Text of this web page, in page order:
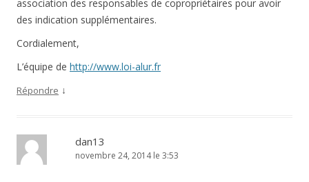
association des responsables de copropriétaires pour avoir
des indication supplémentaires.
Cordialement,
L’équipe de http://www.loi-alur.fr
Répondre ↓
dan13
novembre 24, 2014 le 3:53